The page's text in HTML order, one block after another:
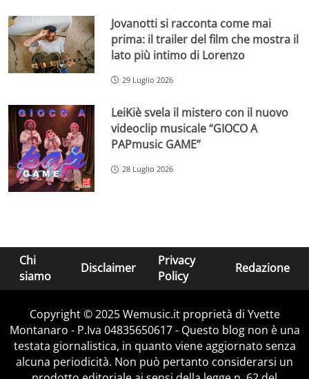
Jovanotti si racconta come mai
prima: il trailer del film che mostra il
lato più intimo di Lorenzo
29 Luglio 2026
LeiKiè svela il mistero con il nuovo
videoclip musicale “GIOCO A
PAPmusic GAME”
28 Luglio 2026
Chi
siamo
Disclaimer
Privacy
Policy
Redazione
Copyright © 2025 Wemusic.it proprietà di Yvette
Montanaro - P.Iva 04835650617 - Questo blog non è una
testata giornalistica, in quanto viene aggiornato senza
alcuna periodicità. Non può pertanto considerarsi un